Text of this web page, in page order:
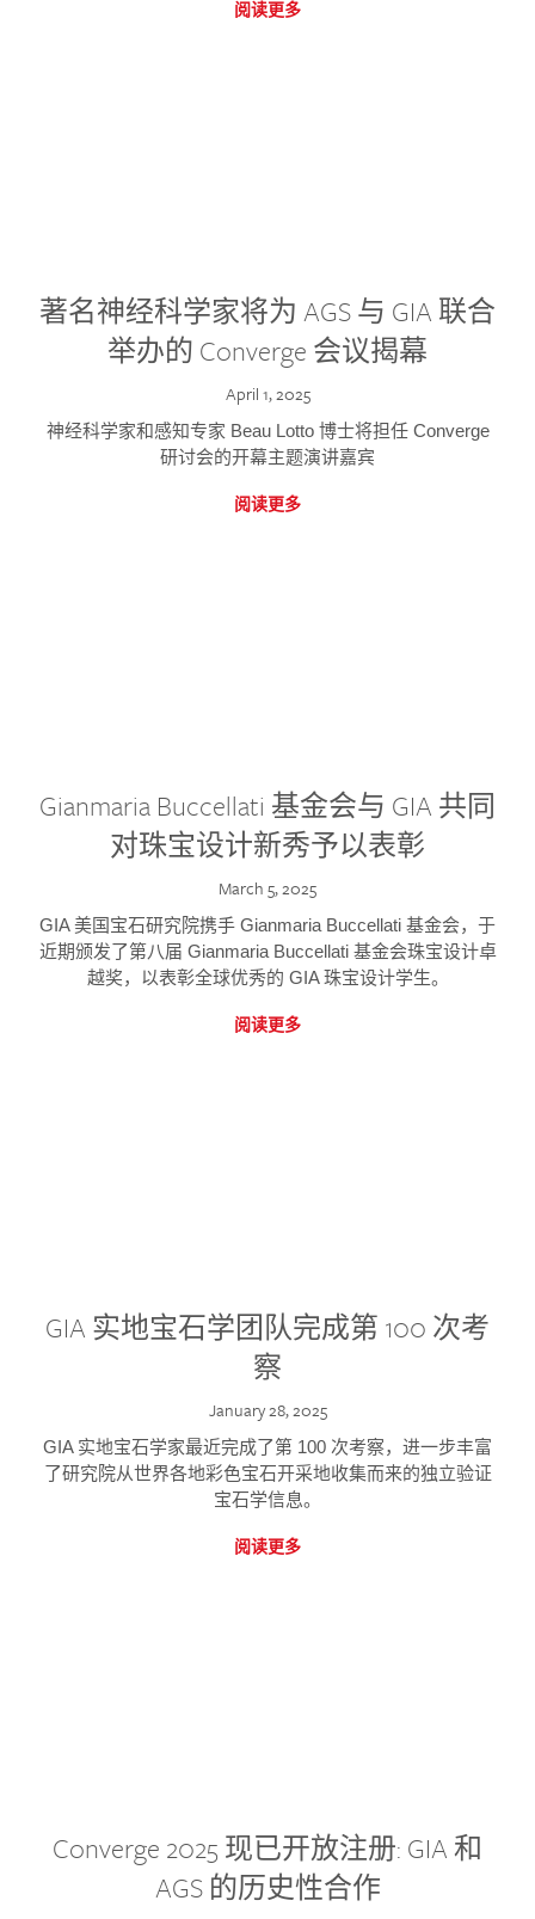
阅读更多
著名神经科学家将为 AGS 与 GIA 联合
举办的 Converge 会议揭幕
April 1, 2025
神经科学家和感知专家 Beau Lotto 博士将担任 Converge
研讨会的开幕主题演讲嘉宾
阅读更多
Gianmaria Buccellati 基金会与 GIA 共同
对珠宝设计新秀予以表彰
March 5, 2025
GIA 美国宝石研究院携手 Gianmaria Buccellati 基金会，于
近期颁发了第八届 Gianmaria Buccellati 基金会珠宝设计卓
越奖，以表彰全球优秀的 GIA 珠宝设计学生。
阅读更多
GIA 实地宝石学团队完成第 100 次考
察
January 28, 2025
GIA 实地宝石学家最近完成了第 100 次考察，进一步丰富
了研究院从世界各地彩色宝石开采地收集而来的独立验证
宝石学信息。
阅读更多
Converge 2025 现已开放注册: GIA 和
AGS 的历史性合作